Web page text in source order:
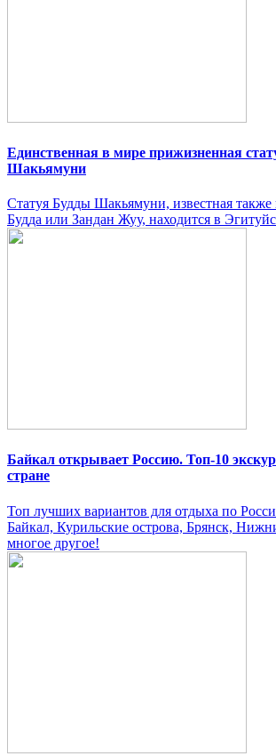
Единственная в мире прижизненная
Шакьямуни
Статуя Будды Шакьямуни, известная
Будда или Зандан Жуу, находится в
Байкал открывает Россию. Топ-10
стране
Топ лучших вариантов для отдыха по
Байкал, Курильские острова, Брянск,
многое другое!